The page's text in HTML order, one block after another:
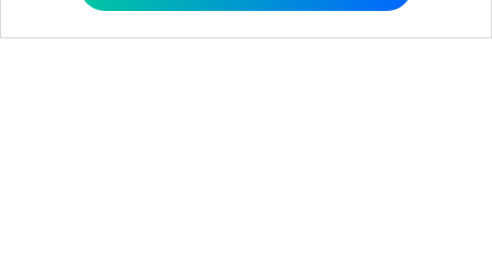
Abrir en MobileTrans